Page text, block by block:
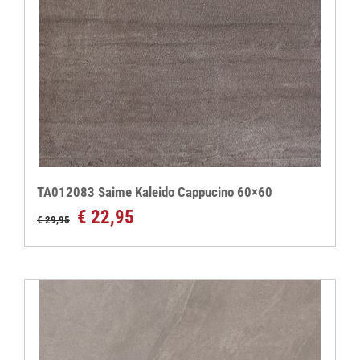
TA012083 Saime Kaleido Cappucino 60×60
€29,95
Oorspronkelijke
€ 22,95Huidige